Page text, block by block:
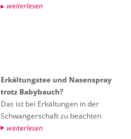
wei­ter­le­sen
Er­käl­tungs­tee und Na­sen­spray
trotz Ba­by­bauch?
Das ist bei Er­käl­tun­gen in der
Schwan­ger­schaft zu be­ach­ten
wei­ter­le­sen